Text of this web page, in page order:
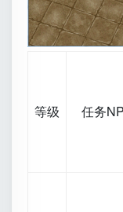
等级 任务